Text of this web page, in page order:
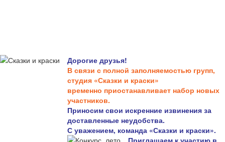
Дорогие друзья!
В связи с полной заполняемостью групп,
студия «Сказки и краски»
временно приостанавливает набор новых
участников.
Приносим свои искренние извинения за
доставленные неудобства.
С уважением, команда «Сказки и краски».
Приглашаем к участию в